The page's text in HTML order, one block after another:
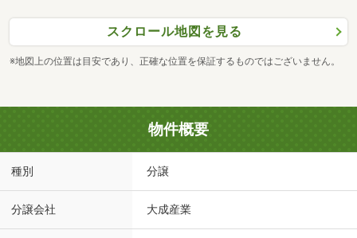
スクロール地図を見る
※地図上の位置は目安であり、正確な位置を保証するものではございません。
物件概要
種別 分譲
分譲会社 大成産業